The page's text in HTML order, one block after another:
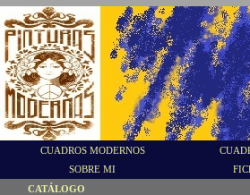
CUADROS MODERNOS
SOBRE MI
CATÁLOGO